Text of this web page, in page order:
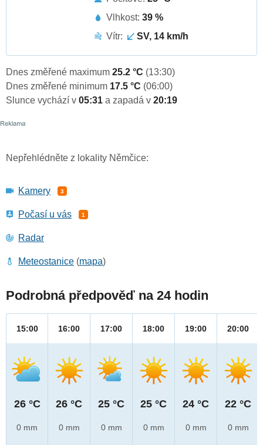
Vlhkost: 39 %
Vítr:
SV, 14 km/h
Dnes změřené maximum 25.2 °C (13:30)
Dnes změřené minimum 17.5 °C (06:00)
Slunce vychází v 05:31 a zapadá v 20:19
Nepřehlédněte z lokality Němčice:
Kamery 3
Počasí u vás 1
Radar
Meteostanice (mapa)
Podrobná předpověď na 24 hodin
15:00
26 °C
0 mm
16:00
26 °C
0 mm
17:00
25 °C
0 mm
18:00
25 °C
0 mm
19:00
24 °C
0 mm
20:00
22 °C
0 mm